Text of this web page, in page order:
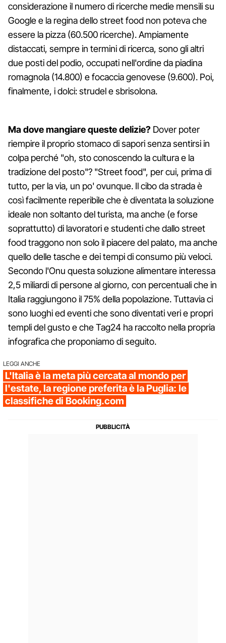
considerazione il numero di ricerche medie mensili su
Google e la regina dello street food non poteva che
essere la pizza (60.500 ricerche). Ampiamente
distaccati, sempre in termini di ricerca, sono gli altri
due posti del podio, occupati nell'ordine da piadina
romagnola (14.800) e focaccia genovese (9.600). Poi,
finalmente, i dolci: strudel e sbrisolona.
Ma dove mangiare queste delizie? Dover poter
riempire il proprio stomaco di sapori senza sentirsi in
colpa perché "oh, sto conoscendo la cultura e la
tradizione del posto"? "Street food", per cui, prima di
tutto, per la via, un po' ovunque. Il cibo da strada è
così facilmente reperibile che è diventata la soluzione
ideale non soltanto del turista, ma anche (e forse
soprattutto) di lavoratori e studenti che dallo street
food traggono non solo il piacere del palato, ma anche
quello delle tasche e dei tempi di consumo più veloci.
Secondo l'Onu questa soluzione alimentare interessa
2,5 miliardi di persone al giorno, con percentuali che in
Italia raggiungono il 75% della popolazione. Tuttavia ci
sono luoghi ed eventi che sono diventati veri e propri
templi del gusto e che Tag24 ha raccolto nella propria
infografica che proponiamo di seguito.
LEGGI ANCHE
L'Italia è la meta più cercata al mondo per
l'estate, la regione preferita è la Puglia: le
classifiche di Booking.com